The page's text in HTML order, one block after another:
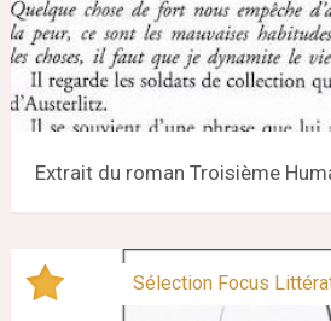
Extrait du roman Troisième
Sélection Focus